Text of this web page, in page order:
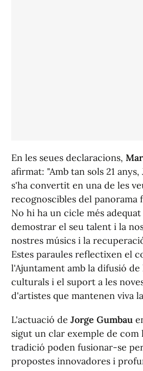
En les seues declaracions,
afirmat: "Amb tan sols 21
s'ha convertit en una de les
recognoscibles del panorama
No hi ha un cicle més
demostrar el seu talent i la
nostres músics i la
Estes paraules reflectixen el
l'Ajuntament amb la difusió de
culturals i el suport a les
d'artistes que mantenen viva
L'actuació de Jorge Gumbau
sigut un clar exemple de com
tradició poden fusionar-se
propostes innovadores i